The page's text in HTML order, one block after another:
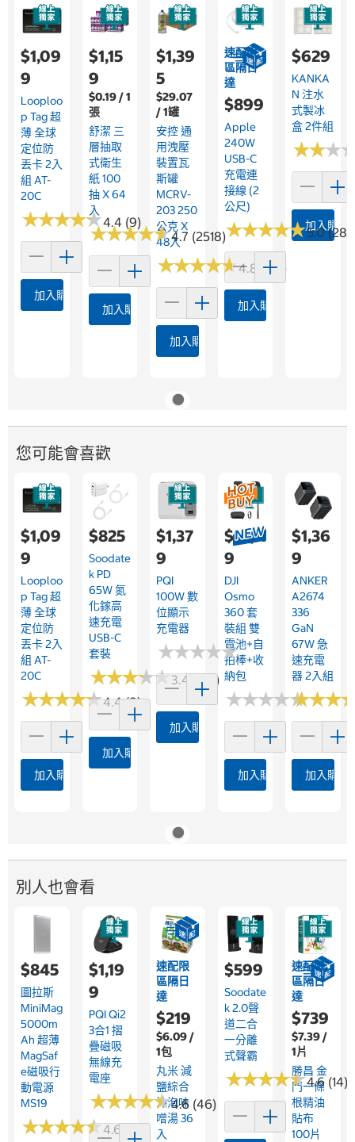
$1,09
9
Looploo
P Tag 超
薄 全球
定位防
丟卡 2入
組 AT-
20C
★★★★★
★★★★★4.4 (9)
加入購物車
$1,15
9
$0.19 / 1
張
舒潔 三
層抽取
式衛生
紙 100
抽 X 64
入
★★★★★
★★★★★4.7 (2518)
加入購物車
$1,39
5
$29.07
/ 1罐
安控 通
用洩壓
裝置瓦
斯罐
MCRV-
203 250
公克 X
48入
★★★★★
★★★★★4.8 (212)
加入購物車
速配限
區隔日
達
$899
Apple
240W
USB-C
充電連
接線 (2
公尺)
★★★★★
★★★★★5.0 (28)
加入購物車
$629
KANKA
N 注水
式製冰
盒 2件組
★★★
★★★
加入購物
您可能會喜歡
$1,09
9
Looploo
P Tag 超
薄 全球
定位防
丟卡 2入
組 AT-
20C
★★★★★
★★★★★4.4 (9)
加入購物車
$825
Soodate
K PD
65W 氮
化鎵高
速充電
USB-C
套裝
★★★★★
★★★★★3.4 (126)
加入購物車
$1,37
9
PQI
100W 數
位顯示
充電器
★★★★★
★★★★★
加入購物車
$14,11
9
DJI
Osmo
360 套
裝組 雙
電池+自
拍棒+收
納包
★★★★★
★★★★★
加入購物車
$1,36
9
ANKER
A2674
336
GaN
67W 急
速充電
器 2入組
★★★
★★★
加入購物
別人也會看
$845
圖拉斯
MiniMag
5000m
Ah 超薄
MagSaf
E磁吸行
動電源
MS19
★★★★★
★★★★★4.6 (34)
$1,19
9
PQI Qi2
3合1 摺
疊磁吸
無線充
電座
★★★★★
★★★★★4.6 (46)
速配限
區隔日
達
$219
$6.09 /
1包
丸米 減
鹽綜合
沖泡味
噌湯 36
入
$599
Soodate
K 2.0聲
道二合
一分離
式聲霸
★★★★★
★★★★★4.6 (14)
速配限
區隔日
達
$739
$7.39 /
1片
勝昌 金
門一條
根精油
貼布
100片